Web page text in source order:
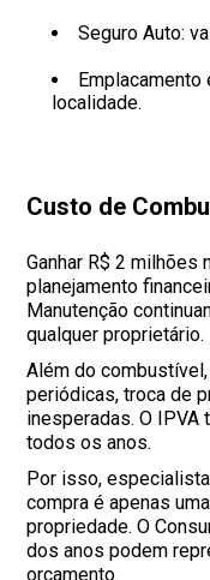
Seguro Auto:
localidade.
Custo de
Ganhar R$ 2 milhões
planejamento
Manutenção
qualquer proprietário.
Além do
periódicas, troca de
inesperadas. O
todos os anos.
Por isso,
compra é apenas
propriedade. O
dos anos podem
orçamento.